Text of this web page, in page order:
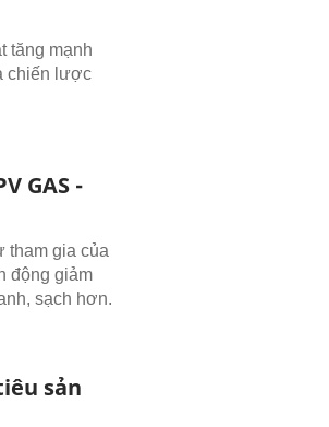
tăng mạnh
chiến lược
GAS -
tham gia của
động giảm
sạch hơn.
sản